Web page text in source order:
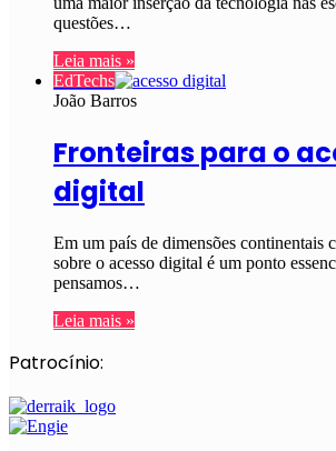
questões…
Leia mais »
EdTechs
João Barros
Fronteiras para o
digital
Em um país de dimensões continentais
sobre o acesso digital é um ponto
pensamos…
Leia mais »
Patrocínio: